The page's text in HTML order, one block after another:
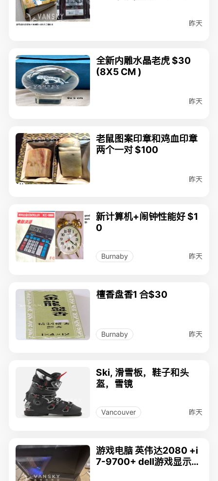
昨天
全新内雕水晶老虎 $30
(8X5 CM )
昨天
老鼠图案印章和鸡血印章
两个一对 $100
昨天
新计算机+闹钟性能好 $1
0
Burnaby 昨天
檀香盘香1 合$30
Burnaby 昨天
Ski, 滑雪板，鞋子和头
盔，雪镜
Vancouver 昨天
游戏电脑 英伟达2080 +i
7-9700+ dell游戏显示屏